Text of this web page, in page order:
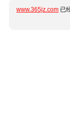
www.365jz.com 已